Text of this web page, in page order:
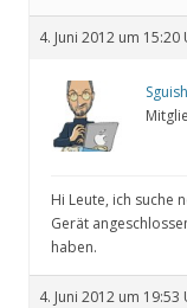
4. Juni 2012 um 15:20
Sguish
Hi Leute, ich suche
Gerät
haben.
4. Juni 2012 um 19:53